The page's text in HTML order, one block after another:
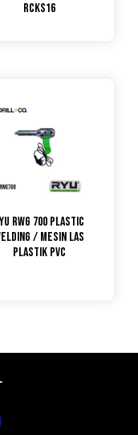
RCKS16
RWG 700 Plastic
/ Mesin Las
Plastik PVC